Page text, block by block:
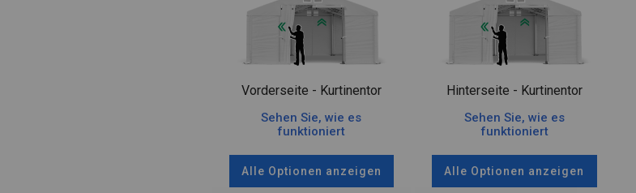
Vorderseite - Kurtinentor
Sehen Sie, wie es
funktioniert
Alle Optionen anzeigen
Hinterseite - Kurtinentor
Sehen Sie, wie es
funktioniert
Alle Optionen anzeigen